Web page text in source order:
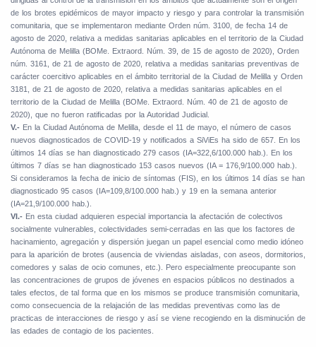
de los brotes epidémicos de mayor impacto y riesgo y para controlar la transmisión
comunitaria, que se implementaron mediante Orden núm. 3100, de fecha 14 de
agosto de 2020, relativa a medidas sanitarias aplicables en el territorio de la Ciudad
Autónoma de Melilla (BOMe. Extraord. Núm. 39, de 15 de agosto de 2020), Orden
núm. 3161, de 21 de agosto de 2020, relativa a medidas sanitarias preventivas de
carácter coercitivo aplicables en el ámbito territorial de la Ciudad de Melilla y Orden
3181, de 21 de agosto de 2020, relativa a medidas sanitarias aplicables en el
territorio de la Ciudad de Melilla (BOMe. Extraord. Núm. 40 de 21 de agosto de
2020), que no fueron ratificadas por la Autoridad Judicial.
V.- En la Ciudad Autónoma de Melilla, desde el 11 de mayo, el número de casos
nuevos diagnosticados de COVID-19 y notificados a SiViEs ha sido de 657. En los
últimos 14 días se han diagnosticado 279 casos (IA=322,6/100.000 hab.). En los
últimos 7 días se han diagnosticado 153 casos nuevos (IA = 176,9/100.000 hab.).
Si consideramos la fecha de inicio de síntomas (FIS), en los últimos 14 días se han
diagnosticado 95 casos (IA=109,8/100.000 hab.) y 19 en la semana anterior
(IA=21,9/100.000 hab.).
VI.- En esta ciudad adquieren especial importancia la afectación de colectivos
socialmente vulnerables, colectividades semi-cerradas en las que los factores de
hacinamiento, agregación y dispersión juegan un papel esencial como medio idóneo
para la aparición de brotes (ausencia de viviendas aisladas, con aseos, dormitorios,
comedores y salas de ocio comunes, etc.). Pero especialmente preocupante son
las concentraciones de grupos de jóvenes en espacios públicos no destinados a
tales efectos, de tal forma que en los mismos se produce transmisión comunitaria,
como consecuencia de la relajación de las medidas preventivas como las de
practicas de interacciones de riesgo y así se viene recogiendo en la disminución de
las edades de contagio de los pacientes.